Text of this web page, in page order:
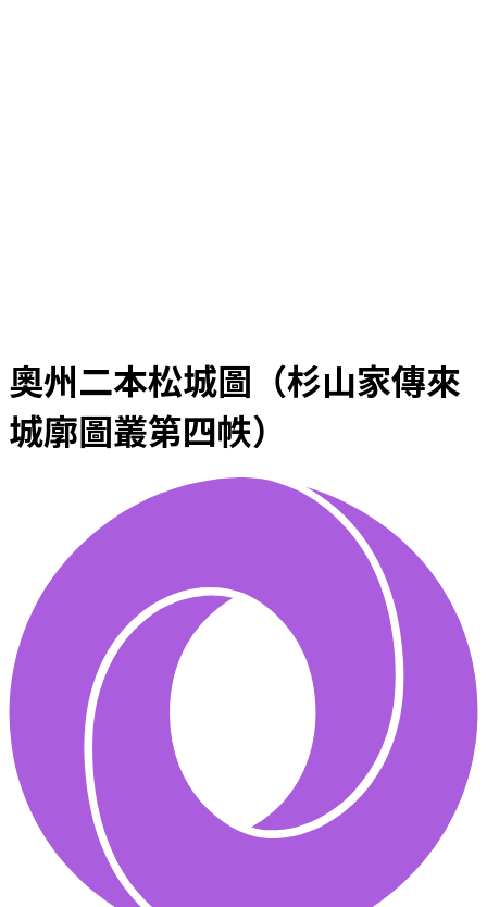
奧州二本松城圖（杉山家傳來
城廓圖叢第四帙）